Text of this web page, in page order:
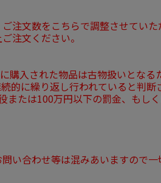
注文数をこちらで調整させていた
注文ください。
購入された物品は古物扱いとなる
的に繰り返し行われていると判断
または100万円以下の罰金、もし
い合わせ等は混みあいますので一